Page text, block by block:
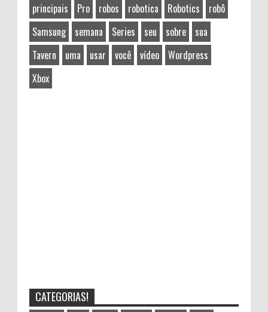
principais
Pro robos robotica Robotics
robô
Samsung
semana Series seu sobre
sua
Tavern
uma usar você vídeo
Wordpress
Xbox
CATEGORIAS!